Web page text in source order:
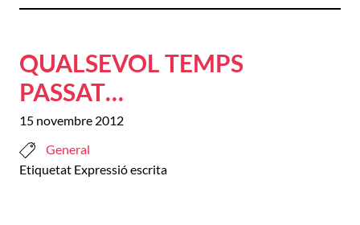
QUALSEVOL TEMPS
PASSAT…
15 novembre 2012
General
Etiquetat Expressió escrita